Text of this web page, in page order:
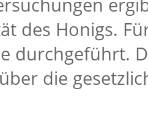
des Honigs.
durchgeführt.
die